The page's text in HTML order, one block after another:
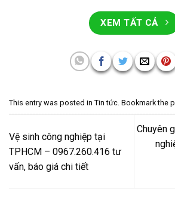
XEM TẤT CẢ
This entry was posted in Tin tức. Bookmark the
Vệ sinh công nghiệp tại
TPHCM – 0967.260.416 tư
vấn, báo giá chi tiết
Chuyên